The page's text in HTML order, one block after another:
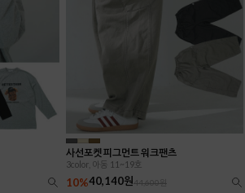
사선포켓 피그먼트 워크팬츠
3color, 아동 11~19호
10%40,140원44,600원